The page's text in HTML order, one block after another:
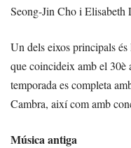
Seong-Jin Cho i Elisabeth
Un dels eixos principals
que coincideix amb el 30è
temporada es completa
Cambra, així com amb
Música antiga